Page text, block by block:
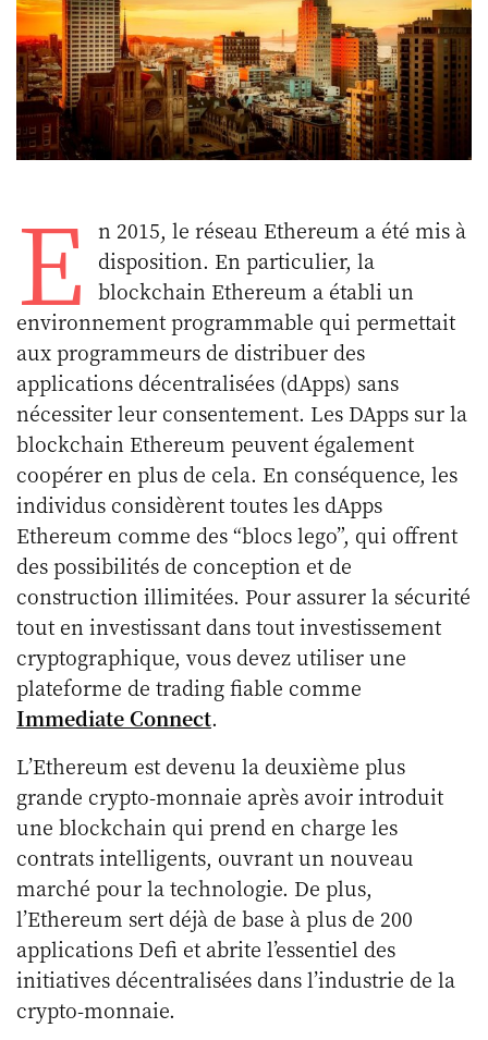
E
n 2015, le réseau Ethereum a été mis à
disposition. En particulier, la
blockchain Ethereum a établi un
environnement programmable qui permettait
aux programmeurs de distribuer des
applications décentralisées (dApps) sans
nécessiter leur consentement. Les DApps sur la
blockchain Ethereum peuvent également
coopérer en plus de cela. En conséquence, les
individus considèrent toutes les dApps
Ethereum comme des “blocs lego”, qui offrent
des possibilités de conception et de
construction illimitées. Pour assurer la sécurité
tout en investissant dans tout investissement
cryptographique, vous devez utiliser une
plateforme de trading fiable comme
Immediate Connect.
L’Ethereum est devenu la deuxième plus
grande crypto-monnaie après avoir introduit
une blockchain qui prend en charge les
contrats intelligents, ouvrant un nouveau
marché pour la technologie. De plus,
l’Ethereum sert déjà de base à plus de 200
applications Defi et abrite l’essentiel des
initiatives décentralisées dans l’industrie de la
crypto-monnaie.